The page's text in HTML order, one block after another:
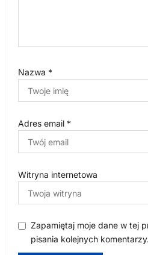
Nazwa *
Adres email *
Witryna internetowa
Zapamiętaj moje dane w tej
pisania kolejnych komentarzy.